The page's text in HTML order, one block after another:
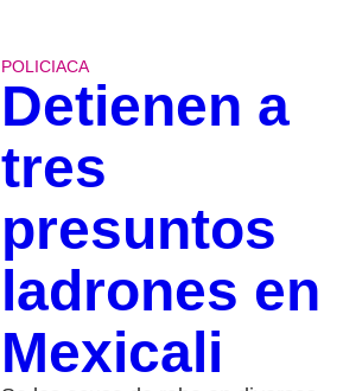
POLICIACA
Detienen a
tres
presuntos
ladrones en
Mexicali